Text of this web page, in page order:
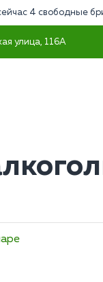
4 свободные
улица, 116А